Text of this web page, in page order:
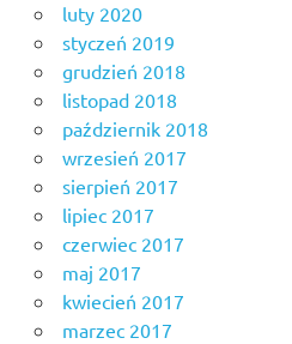
luty 2020
styczeń 2019
grudzień 2018
listopad 2018
październik 2018
wrzesień 2017
sierpień 2017
lipiec 2017
czerwiec 2017
maj 2017
kwiecień 2017
marzec 2017